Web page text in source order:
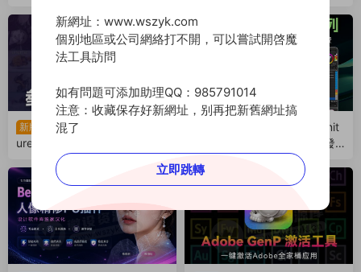
7）
新版
首發！參考圖管理神器P
ureRef 2.1.3 中文漢化版來
了，支持Win/Mac系統！超多
實用功能震撼來襲（26072
6）
最可能取代PS的軟件！Affinit
y 3.2.3 新版讓Adobe瑟瑟發
抖！離線免費使用（26072
4）
新網址：www.wszyk.com
個别地區或公司網絡打不開，可以嘗試開啓魔
法工具訪問
如有問題可添加助理QQ：985791014
注意：收藏保存好新網址，别再把新舊網址搞
混了
立即跳轉